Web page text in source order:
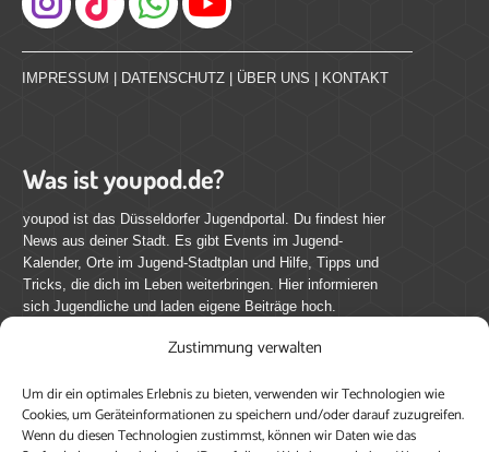
Zustimmung verwalten
Um dir ein optimales Erlebnis zu bieten, verwenden wir Technologien wie
Cookies, um Geräteinformationen zu speichern und/oder darauf zuzugreifen.
Wenn du diesen Technologien zustimmst, können wir Daten wie das
Instagram
IMPRESSUM | DATENSCHUTZ | ÜBER UNS | KONTAKT
Was ist youpod.de?
youpod ist das Düsseldorfer Jugendportal. Du findest hier
News aus deiner Stadt. Es gibt Events im Jugend-
Kalender, Orte im Jugend-Stadtplan und Hilfe, Tipps und
Tricks, die dich im Leben weiterbringen. Hier informieren
sich Jugendliche und laden eigene Beiträge hoch.
youpod.de lebt von Menschen wie dir. Sammel
journalistische Erfahrung, teile deine Perspektive und